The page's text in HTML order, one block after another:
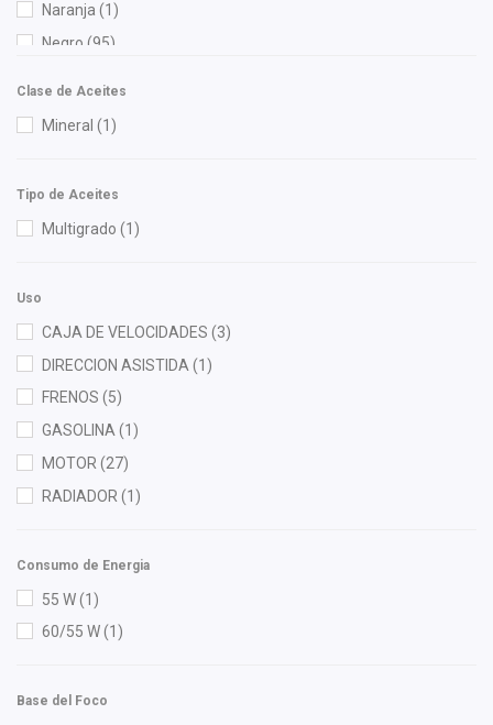
Fritec(6)
Gates(1)
Hella(1)
HUSHAN(9)
M Series(4)
(1)
(2)
(2)
Naranja (1)
Negro (95)
Clase de Aceites
Mineral (1)
Tipo de Aceites
Multigrado (1)
Uso
CAJA DE VELOCIDADES (3)
DIRECCION ASISTIDA (1)
FRENOS (5)
GASOLINA(1)
MOTOR (27)
RADIADOR (1)
Consumo de Energia
55 W(1)
60/55 W(1)
Base del Foco